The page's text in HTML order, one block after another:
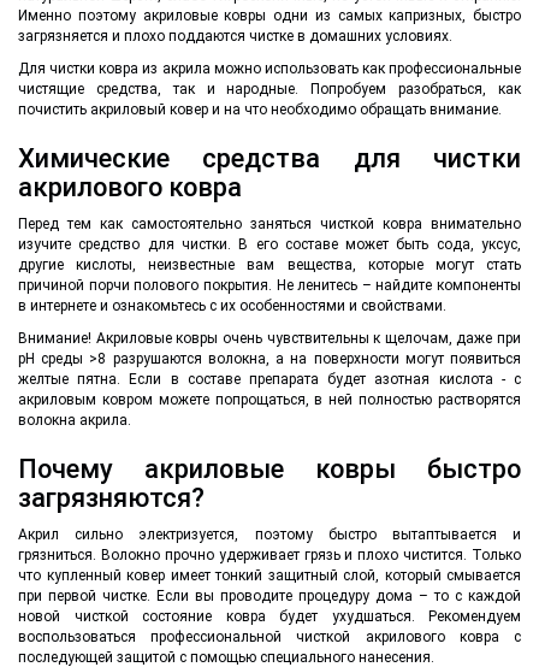
Именно поэтому акриловые ковры одни из самых капризных, быстро
загрязняется и плохо поддаются чистке в домашних условиях.
Для чистки ковра из акрила можно использовать как профессиональные
чистящие средства, так и народные. Попробуем разобраться, как
почистить акриловый ковер и на что необходимо обращать внимание.
Химические средства для чистки
акрилового ковра
Перед тем как самостоятельно заняться чисткой ковра внимательно
изучите средство для чистки. В его составе может быть сода, уксус,
другие кислоты, неизвестные вам вещества, которые могут стать
причиной порчи полового покрытия. Не ленитесь – найдите компоненты
в интернете и ознакомьтесь с их особенностями и свойствами.
Внимание! Акриловые ковры очень чувствительны к щелочам, даже при
рН среды >8 разрушаются волокна, а на поверхности могут появиться
желтые пятна. Если в составе препарата будет азотная кислота - с
акриловым ковром можете попрощаться, в ней полностью растворятся
волокна акрила.
Почему акриловые ковры быстро
загрязняются?
Акрил сильно электризуется, поэтому быстро вытаптывается и
грязниться. Волокно прочно удерживает грязь и плохо чистится. Только
что купленный ковер имеет тонкий защитный слой, который смывается
при первой чистке. Если вы проводите процедуру дома – то с каждой
новой чисткой состояние ковра будет ухудшаться. Рекомендуем
воспользоваться профессиональной чисткой акрилового ковра с
последующей защитой с помощью специального нанесения.